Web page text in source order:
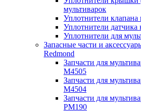
мультиварок
Уплотнители клапана
Уплотнители
Уплотнители для
Запасные части и
Redmond
Запчасти для
M4505
Запчасти для
M4504
Запчасти для
PM190